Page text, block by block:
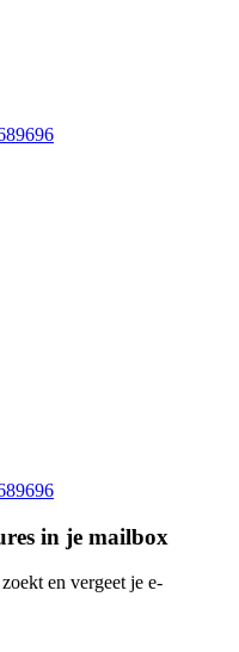
in je mailbox
en vergeet je e-